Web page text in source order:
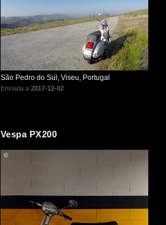
São Pedro do Sul, Viseu, Portugal
Enviada a 2017-12-02
Vespa PX200